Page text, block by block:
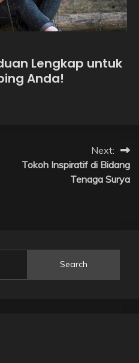
Lengkap untuk
Anda!
Next:
Tokoh Inspiratif di Bidang
Tenaga Surya
Search